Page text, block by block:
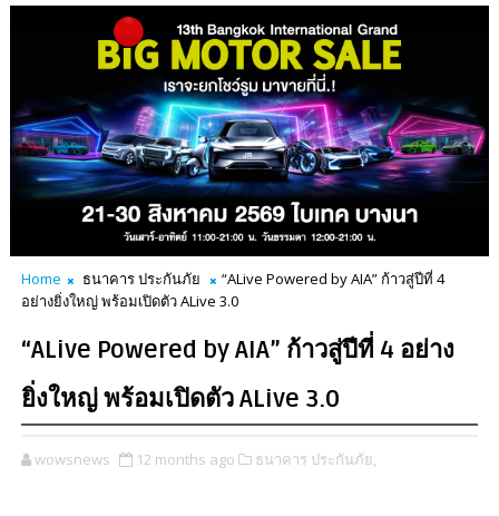
Home ธนาคาร ประกันภัย
“ALive Powered by AIA” ก้าวสู่ปีที่ 4
อย่างยิ่งใหญ่ พร้อมเปิดตัว ALive 3.0
“ALive Powered by AIA” ก้าวสู่ปีที่ 4 อย่าง
ยิ่งใหญ่ พร้อมเปิดตัว ALive 3.0
wowsnews 12 months ago ธนาคาร ประกันภัย,